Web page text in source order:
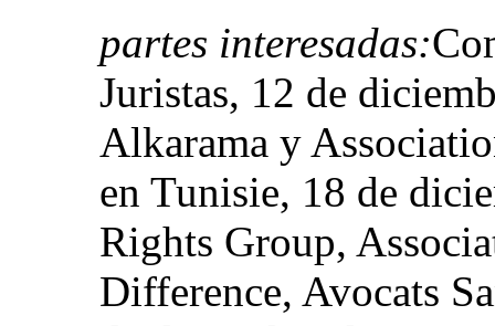
partes interesadas:
Juristas, 12 de
Alkarama y
en Tunisie, 18 de
Rights Group,
Difference, Avocats